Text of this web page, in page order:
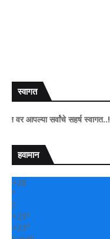
स्वागत
सर्वांचे सहर्ष स्वागत..!"
हवामान
+28
°
C
+29°
+23°